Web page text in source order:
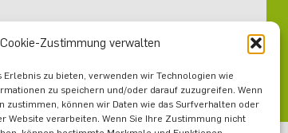
Cookie-Zustimmung verwalten
Erlebnis zu bieten, verwenden wir Technologien wie
zu speichern und/oder darauf zuzugreifen. Wenn
zustimmen, können wir Daten wie das Surfverhalten oder
Website verarbeiten. Wenn Sie Ihre Zustimmung nicht